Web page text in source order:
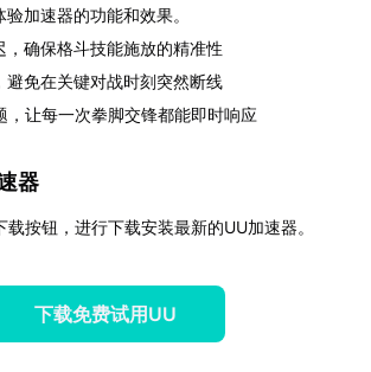
加速器的功能和效果。
，确保格斗技能施放的精准性
避免在关键对战时刻突然断线
让每一次拳脚交锋都能即时响应
器
按钮，进行下载安装最新的UU加速器。
下载免费试用UU